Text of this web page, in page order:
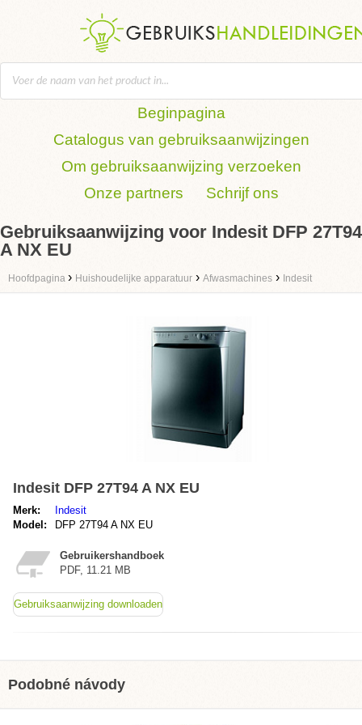
Beginpagina
Catalogus van gebruiksaanwijzingen
Om gebruiksaanwijzing verzoeken
Onze partners
Schrijf ons
Gebruiksaanwijzing voor Indesit DFP 27T94
A NX EU
Hoofdpagina › Huishoudelijke apparatuur › Afwasmachines › Indesit
Indesit DFP 27T94 A NX EU
Merk:
Indesit
Model:
DFP 27T94 A NX EU
Gebruikershandboek
PDF, 11.21 MB
Gebruiksaanwijzing downloaden
Podobné návody